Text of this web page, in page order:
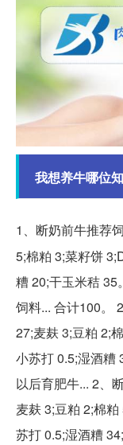
我想养牛哪位
1、断奶前牛推荐
5;棉粕 3;菜籽饼
糟 20;干玉米秸
饲料... 合计100。
27;麦麸 3;豆粕 2;
小苏打 0.5;湿酒糟
以后育肥牛... 2、
麦麸 3;豆粕 2;棉
苏打 0.5;湿酒糟